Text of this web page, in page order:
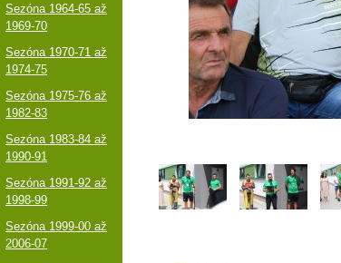
Sezóna 1964-65 až
1969-70
Sezóna 1970-71 až
1974-75
Sezóna 1975-76 až
1982-83
Sezóna 1983-84 až
1990-91
Sezóna 1991-92 až
1998-99
Sezóna 1999-00 až
2006-07